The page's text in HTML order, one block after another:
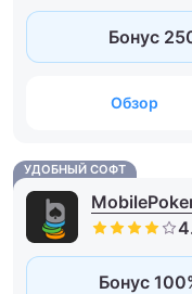
Бонус
Обзор
УДОБНЫЙ СОФТ
Бонус